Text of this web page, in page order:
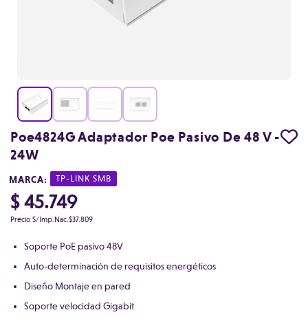
Poe4824G Adaptador Poe Pasivo De 48 V -
24W
|
MARCA: TP-LINK SMB
$ 45.749
Precio S/Imp.Nac.$37.809
Soporte PoE pasivo 48V
Auto-determinación de requisitos energéticos
Diseño Montaje en pared
Soporte velocidad Gigabit